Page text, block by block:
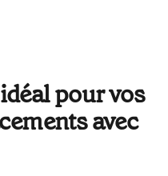
pour vos
avec